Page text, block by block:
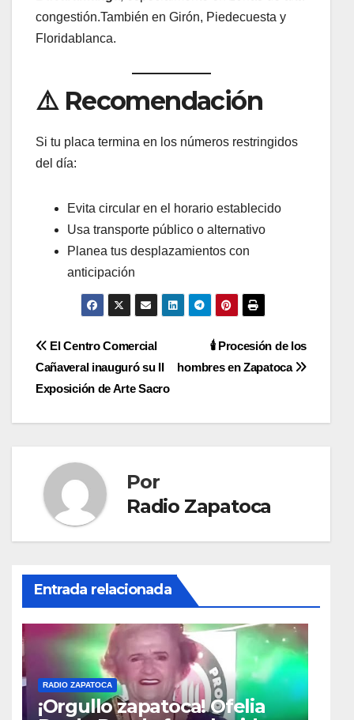
congestión.También en Girón, Piedecuesta y
Floridablanca.
⚠️ Recomendación
Si tu placa termina en los números restringidos
del día:
Evita circular en el horario establecido
Usa transporte público o alternativo
Planea tus desplazamientos con
anticipación
Navegación
de
entradas
🕯️ Procesión de los
hombres en Zapatoca
El Centro Comercial
Cañaveral inauguró su II
Exposición de Arte Sacro
Por
Radio Zapatoca
Entrada relacionada
RADIO ZAPATOCA
¡Orgullo zapatoca! Ofelia